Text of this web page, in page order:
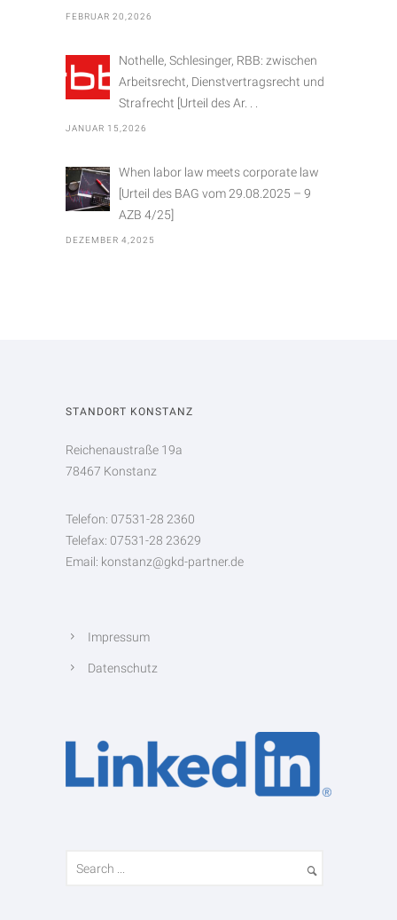
FEBRUAR 20,2026
Nothelle, Schlesinger, RBB: zwischen
Arbeitsrecht, Dienstvertragsrecht und
Strafrecht [Urteil des Ar. . .
JANUAR 15,2026
When labor law meets corporate law
[Urteil des BAG vom 29.08.2025 – 9
AZB 4/25]
DEZEMBER 4,2025
STANDORT KONSTANZ
Reichenaustraße 19a
78467 Konstanz
Telefon: 07531-28 2360
Telefax: 07531-28 23629
Email: konstanz@gkd-partner.de
Impressum
Datenschutz